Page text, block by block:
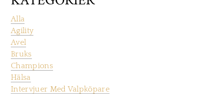
Alla
Agility
Avel
Bruks
Champions
Hälsa
Intervjuer Med Valpköpare